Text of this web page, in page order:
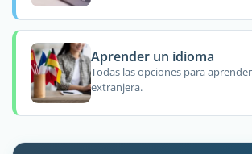
Aprender un idioma
Todas las opciones para
extranjera.